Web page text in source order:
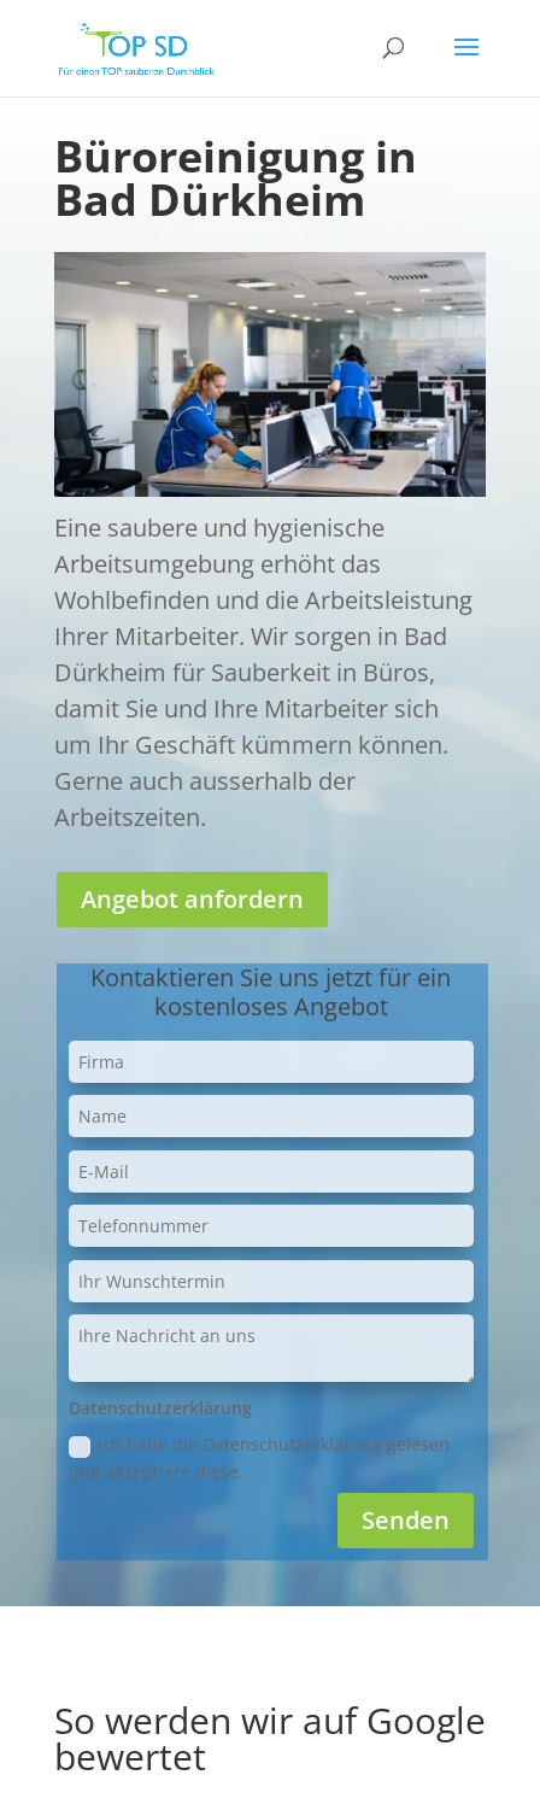
Büroreinigung in
Bad Dürkheim
Eine saubere und hygienische
Arbeitsumgebung erhöht das
Wohlbefinden und die Arbeitsleistung
Ihrer Mitarbeiter. Wir sorgen in Bad
Dürkheim für Sauberkeit in Büros,
damit Sie und Ihre Mitarbeiter sich
um Ihr Geschäft kümmern können.
Gerne auch ausserhalb der
Arbeitszeiten.
Angebot anfordern
Kontaktieren Sie uns jetzt für ein
kostenloses Angebot
Datenschutzerklärung
Ich habe die Datenschutzerklärung gelesen
und akzeptiere diese.
Senden
So werden wir auf Google
bewertet